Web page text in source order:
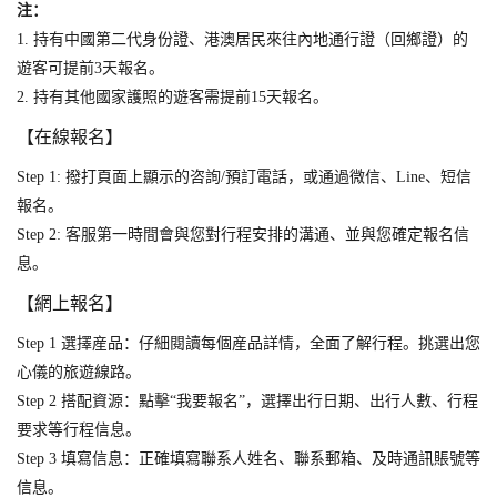
注：
1. 持有中國第二代身份證、港澳居民來往內地通行證（回鄉證）的
遊客可提前3天報名。
2. 持有其他國家護照的遊客需提前15天報名。
【在線報名】
Step 1: 撥打頁面上顯示的咨詢/預訂電話，或通過微信、Line、短信
報名。
Step 2: 客服第一時間會與您對行程安排的溝通、並與您確定報名信
息。
【網上報名】
Step 1 選擇産品：仔細閱讀每個産品詳情，全面了解行程。挑選出您
心儀的旅遊線路。
Step 2 搭配資源：點擊“我要報名”，選擇出行日期、出行人數、行程
要求等行程信息。
Step 3 填寫信息：正確填寫聯系人姓名、聯系郵箱、及時通訊賬號等
信息。